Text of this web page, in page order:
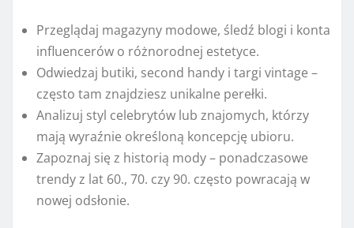
Przeglądaj magazyny modowe, śledź blogi i konta
influencerów o różnorodnej estetyce.
Odwiedzaj butiki, second handy i targi vintage –
często tam znajdziesz unikalne perełki.
Analizuj styl celebrytów lub znajomych, którzy
mają wyraźnie określoną koncepcję ubioru.
Zapoznaj się z historią mody – ponadczasowe
trendy z lat 60., 70. czy 90. często powracają w
nowej odsłonie.